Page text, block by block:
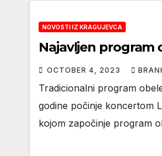
NOVOSTI IZ KRAGUJEVCA
Najavljen program
OCTOBER 4, 2023
Tradicionalni program
godine počinje koncertom
kojom započinje program